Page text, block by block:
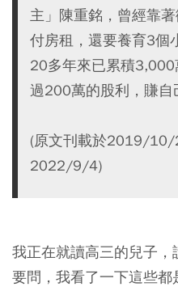
主」陳重銘，曾經靠
付房租，還要養育3個
20多年來已累積
過200萬的股利，賺自
(原文刊載於2019/10/
2022/9/4)
我正在就讀高三的兒子
要問，我看了一下這些